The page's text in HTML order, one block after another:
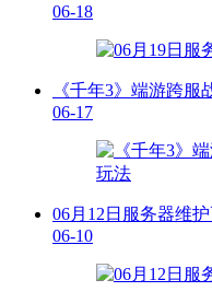
06-18
《千年3》端游跨
06-17
06月12日服务器维
06-10